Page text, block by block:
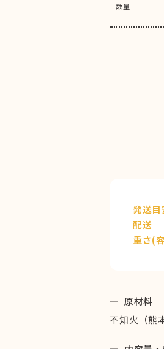
数量
発送目
配送
重さ(
原材料
不知火（熊